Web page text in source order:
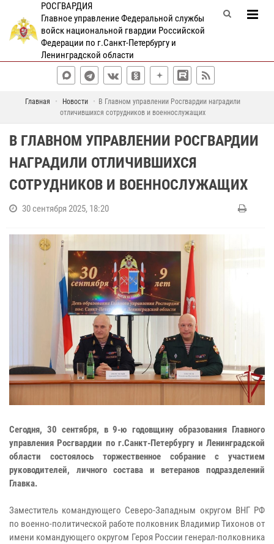
РОСГВАРДИЯ
Главное управление Федеральной службы
войск национальной гвардии Российской
Федерации по г.Санкт-Петербургу и
Ленинградской области
Главная Новости
В Главном управлении Росгвардии наградили
отличившихся сотрудников и военнослужащих
В ГЛАВНОМ УПРАВЛЕНИИ РОСГВАРДИИ
НАГРАДИЛИ ОТЛИЧИВШИХСЯ
СОТРУДНИКОВ И ВОЕННОСЛУЖАЩИХ
30 сентября 2025, 18:20
Сегодня, 30 сентября, в 9-ю годовщину образования Главного
управления Росгвардии по г.Санкт-Петербургу и Ленинградской
области состоялось торжественное собрание с участием
руководителей, личного состава и ветеранов подразделений
Главка.
Заместитель командующего Северо-Западным округом ВНГ РФ
по военно-политической работе полковник Владимир Тихонов от
имени командующего округом Героя России генерал-полковника